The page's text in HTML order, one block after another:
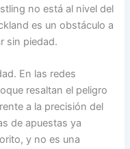
no está al nivel del
es un obstáculo a
sin piedad.
En las redes
resaltan el peligro
a la precisión del
de apuestas ya
y no es una